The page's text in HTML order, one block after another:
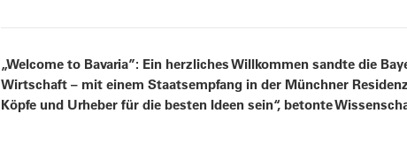
„Welcome to Bavaria”: Ein herzliches Willkommen sandte die
Wirtschaft – mit einem Staatsempfang in der Münchner
Köpfe und Urheber für die besten Ideen sein“, betonte